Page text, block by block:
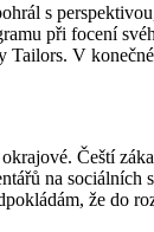
s
při focení
V
Čeští
na sociálních
že do